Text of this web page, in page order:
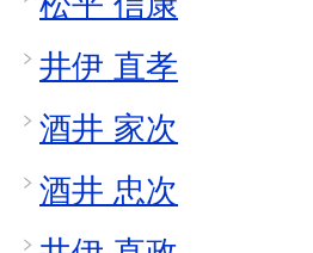
井伊 直孝
酒井 家次
酒井 忠次